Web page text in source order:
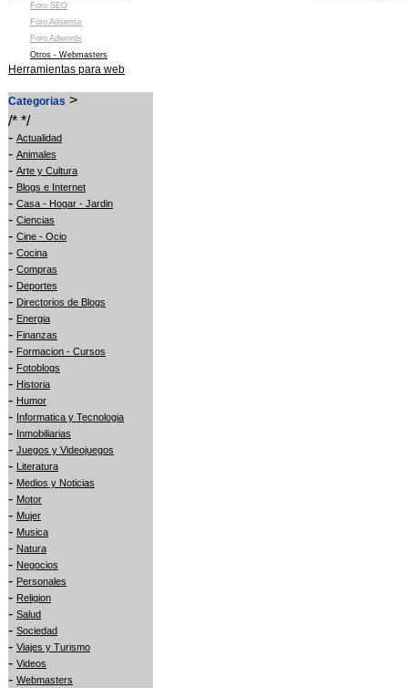
Foro SEO
Foro Adsense
Foro Adwords
Otros - Webmasters
Herramientas para web
Categorias >
/* */
- Actualidad
- Animales
- Arte y Cultura
- Blogs e Internet
- Casa - Hogar - Jardin
- Ciencias
- Cine - Ocio
- Cocina
- Compras
- Deportes
- Directorios de Blogs
- Energia
- Finanzas
- Formacion - Cursos
- Fotoblogs
- Historia
- Humor
- Informatica y Tecnologia
- Inmobiliarias
- Juegos y Videojuegos
- Literatura
- Medios y Noticias
- Motor
- Mujer
- Musica
- Natura
- Negocios
- Personales
- Religion
- Salud
- Sociedad
- Viajes y Turismo
- Videos
- Webmasters